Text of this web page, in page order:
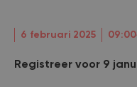
6 februari 2025
Registreer voor 9